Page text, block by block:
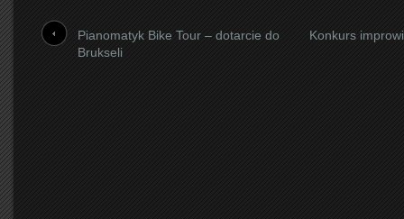
Pianomatyk Bike Tour – dotarcie do
Brukseli
Konkurs